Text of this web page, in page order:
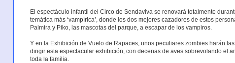
El espectáculo infantil del Circo de Sendaviva se renovará totalmente
temática más ‘vampírica’, donde los dos mejores cazadores de estos
Palmira y Piko, las mascotas del parque, a escapar de los vampiros.
Y en la Exhibición de Vuelo de Rapaces, unos peculiares zombies harán
dirigir esta espectacular exhibición, con decenas de aves sobrevolando el
toda la familia.